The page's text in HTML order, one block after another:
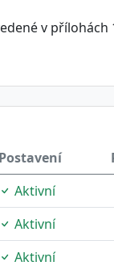
v přílohách
Postavení
Aktivní
Aktivní
Aktivní